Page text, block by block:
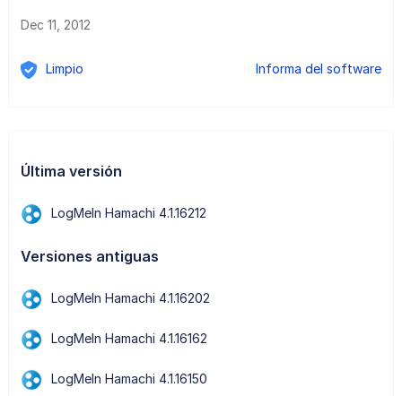
Dec 11, 2012
Limpio Informa del software
Última versión
LogMeIn Hamachi 4.1.16212
Versiones antiguas
LogMeIn Hamachi 4.1.16202
LogMeIn Hamachi 4.1.16162
LogMeIn Hamachi 4.1.16150